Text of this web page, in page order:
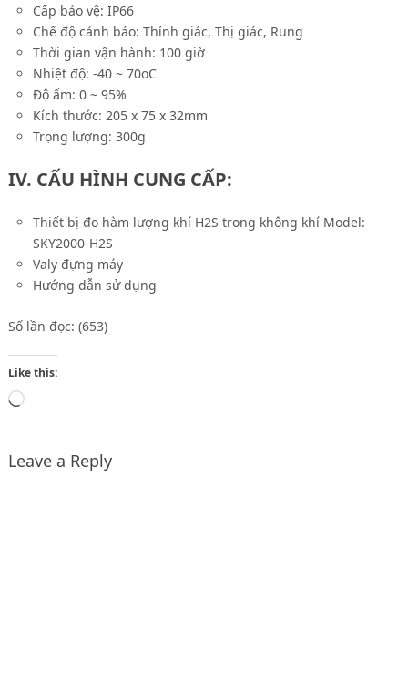
Cấp bảo vệ: IP66
Chế độ cảnh báo: Thính giác, Thị giác, Rung
Thời gian vận hành: 100 giờ
Nhiệt độ: -40 ~ 70oC
Độ ẩm: 0 ~ 95%
Kích thước: 205 x 75 x 32mm
Trọng lượng: 300g
IV. CẤU HÌNH CUNG CẤP:
Thiết bị đo hàm lượng khí H2S trong không khí Model:
SKY2000-H2S
Valy đựng máy
Hướng dẫn sử dụng
Số lần đọc: (653)
Like this:
Loading…
Leave a Reply